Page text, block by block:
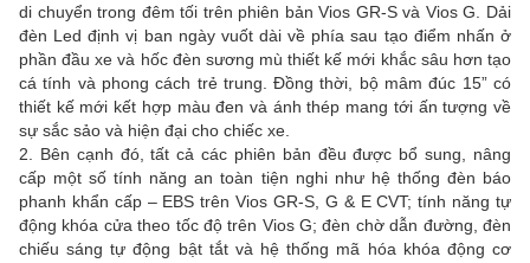
di chuyển trong đêm tối trên phiên bản Vios GR-S và Vios G. Dải
đèn Led định vị ban ngày vuốt dài về phía sau tạo điểm nhấn ở
phần đầu xe và hốc đèn sương mù thiết kế mới khắc sâu hơn tạo
cá tính và phong cách trẻ trung. Đồng thời, bộ mâm đúc 15” có
thiết kế mới kết hợp màu đen và ánh thép mang tới ấn tượng về
sự sắc sảo và hiện đại cho chiếc xe.
2. Bên cạnh đó, tất cả các phiên bản đều được bổ sung, nâng
cấp một số tính năng an toàn tiện nghi như hệ thống đèn báo
phanh khẩn cấp – EBS trên Vios GR-S, G & E CVT; tính năng tự
động khóa cửa theo tốc độ trên Vios G; đèn chờ dẫn đường, đèn
chiếu sáng tự động bật tắt và hệ thống mã hóa khóa động cơ